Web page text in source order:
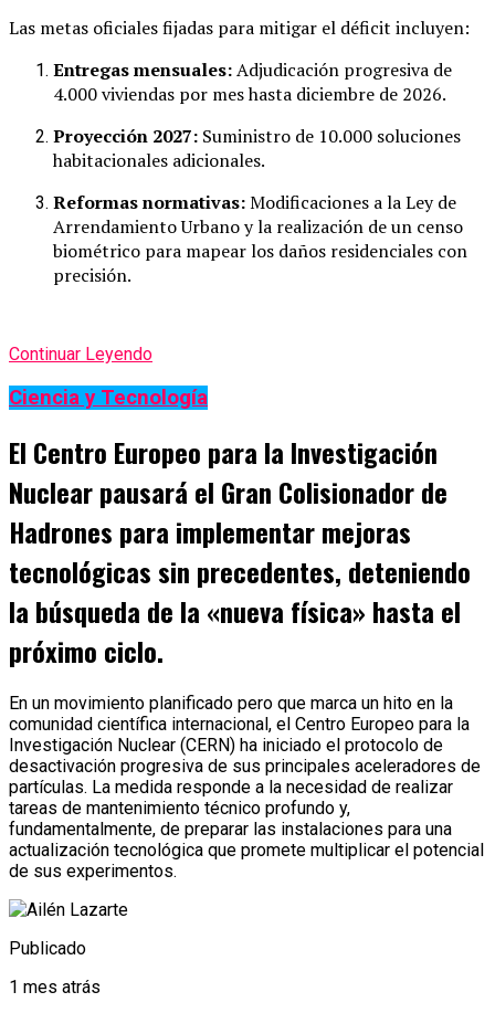
Las metas oficiales fijadas para mitigar el déficit incluyen:
Entregas mensuales:Adjudicación progresiva de
4.000 viviendas por mes hasta diciembre de 2026.
Proyección 2027: Suministro de 10.000 soluciones
habitacionales adicionales.
Reformas normativas:Modificaciones a la Ley de
Arrendamiento Urbano y la realización de un censo
biométrico para mapear los daños residenciales con
precisión.
Continuar Leyendo
Ciencia y Tecnología
El Centro Europeo para la Investigación
Nuclear pausará el Gran Colisionador de
Hadrones para implementar mejoras
tecnológicas sin precedentes, deteniendo
la búsqueda de la «nueva física» hasta el
próximo ciclo.
En un movimiento planificado pero que marca un hito en la
comunidad científica internacional, el Centro Europeo para la
Investigación Nuclear (CERN) ha iniciado el protocolo de
desactivación progresiva de sus principales aceleradores de
partículas. La medida responde a la necesidad de realizar
tareas de mantenimiento técnico profundo y,
fundamentalmente, de preparar las instalaciones para una
actualización tecnológica que promete multiplicar el potencial
de sus experimentos.
Publicado
1 mes atrás